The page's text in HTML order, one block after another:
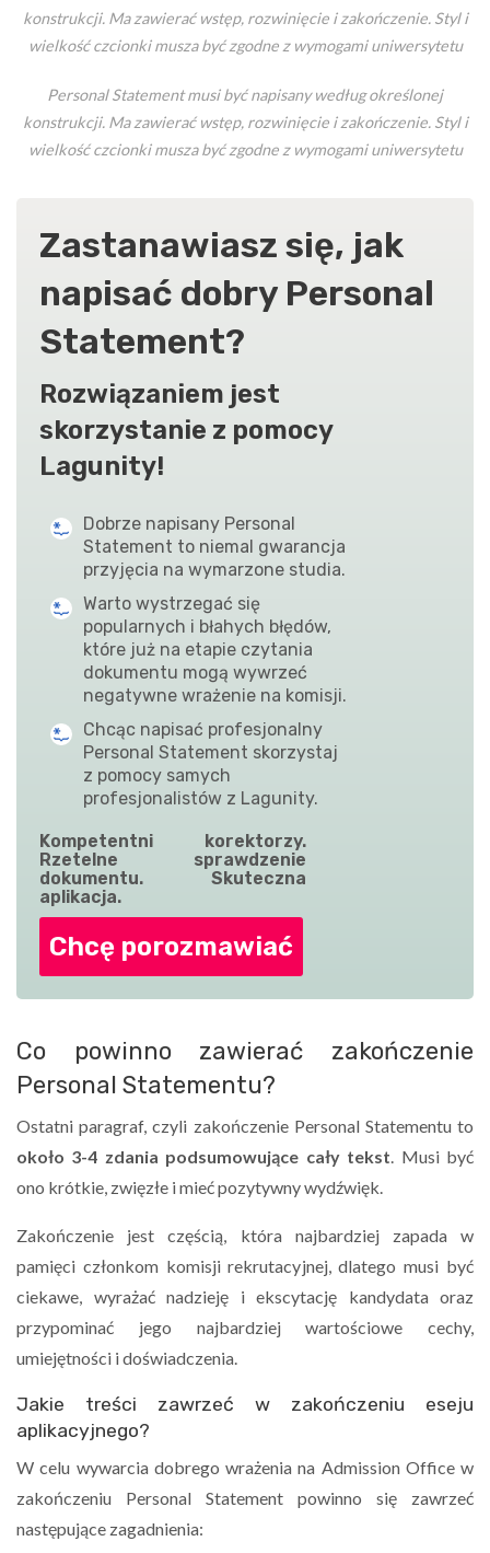
konstrukcji. Ma zawierać wstęp, rozwinięcie i zakończenie. Styl i
wielkość czcionki musza być zgodne z wymogami uniwersytetu
Personal Statement musi być napisany według określonej
konstrukcji. Ma zawierać wstęp, rozwinięcie i zakończenie. Styl i
wielkość czcionki musza być zgodne z wymogami uniwersytetu
Zastanawiasz się, jak
napisać dobry Personal
Statement?
Rozwiązaniem jest
skorzystanie z pomocy
Lagunity!
Dobrze napisany Personal
Statement to niemal gwarancja
przyjęcia na wymarzone studia.
Warto wystrzegać się
popularnych i błahych błędów,
które już na etapie czytania
dokumentu mogą wywrzeć
negatywne wrażenie na komisji.
Chcąc napisać profesjonalny
Personal Statement skorzystaj
z pomocy samych
profesjonalistów z Lagunity.
Kompetentni korektorzy.
Rzetelne sprawdzenie
dokumentu. Skuteczna
aplikacja.
Chcę porozmawiać
Co powinno zawierać zakończenie
Personal Statementu?
Ostatni paragraf, czyli zakończenie Personal Statementu to
około 3-4 zdania podsumowujące cały tekst . Musi być
ono krótkie, zwięzłe i mieć pozytywny wydźwięk.
Zakończenie jest częścią, która najbardziej zapada w
pamięci członkom komisji rekrutacyjnej, dlatego musi być
ciekawe, wyrażać nadzieję i ekscytację kandydata oraz
przypominać jego najbardziej wartościowe cechy,
umiejętności i doświadczenia.
Jakie treści zawrzeć w zakończeniu eseju
aplikacyjnego?
W celu wywarcia dobrego wrażenia na Admission Office w
zakończeniu Personal Statement powinno się zawrzeć
następujące zagadnienia: